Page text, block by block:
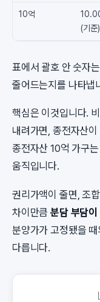
10억
(기준)
표에서 괄호 안 숫자
줄어드는지를 나타냅
핵심은 이것입니다.
내려가면, 종전자산
종전자산 10억 가구
움직입니다.
권리가액이 줄면, 조
차이만큼분담 부담
분양가가 고정됐을
다릅니다.